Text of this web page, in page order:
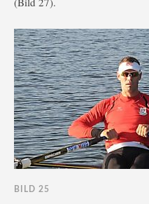
BILD 25